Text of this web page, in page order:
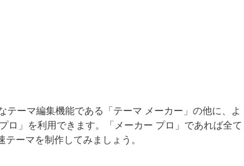
テーマ編集機能である「テーマ メーカー」の他に、よ
ロ」を利用できます。「メーカー プロ」であれば全て
ーマを制作してみましょう。